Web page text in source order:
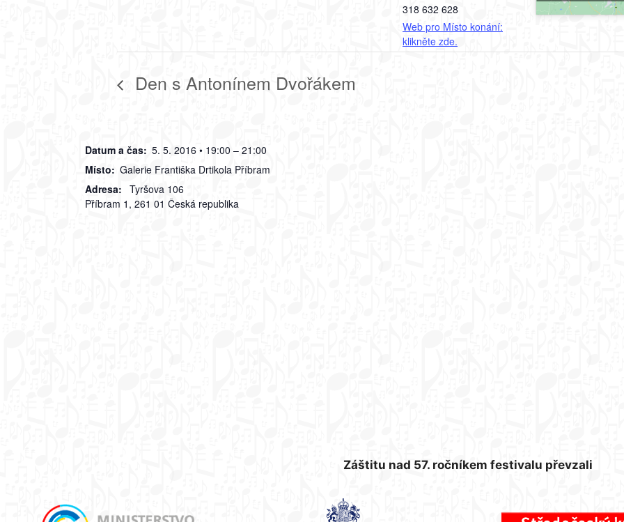
318 632 628
Web pro Místo konání:
klikněte zde.
Den s Antonínem Dvořákem
Datum a čas: 5. 5. 2016 • 19:00 – 21:00
Místo: Galerie Františka Drtikola Příbram
Adresa: Tyršova 106
Příbram 1 , 261 01 Česká republika
Záštitu nad 57. ročníkem festivalu převzali